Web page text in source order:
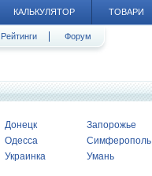
КАЛЬКУЛЯТОР ТОВАРИ
Рейтинги Форум
Донецк Запорожье
Одесса Симферополь
Украинка Умань